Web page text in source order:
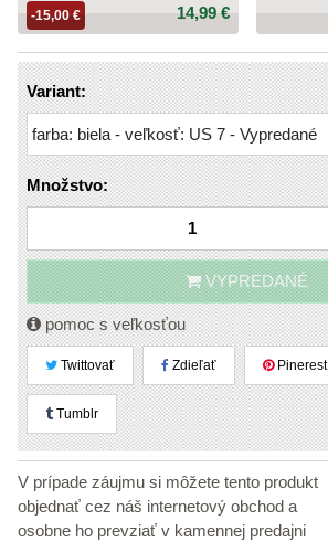
Cena:
14,99 €
-15,00 €
Variant:
Množstvo:
VYPREDANÉ
pomoc s veľkosťou
Twittovať Zdieľať Pinerest
Tumblr
V prípade záujmu si môžete tento produkt
objednať cez náš internetový obchod a
osobne ho prevziať v kamennej predajni